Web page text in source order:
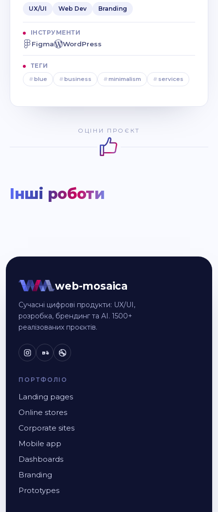
UX/UI
Web Dev Branding
ІНСТРУМЕНТИ
Figma WordPress
ТЕГИ
#blue #business #minimalism # services
ОЦІНИ ПРОЄКТ
Інші роботи
web-mosaica
Сучасні цифрові продукти: UX/UI,
розробка, брендинг та AI. 1500+
реалізованих проєктів.
Bē
ПОРТФОЛІО
Landing pages
Online stores
Corporate sites
Mobile app
Dashboards
Branding
Prototypes